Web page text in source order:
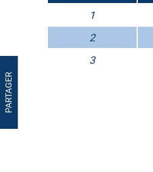
1
2
3
PARTAGER